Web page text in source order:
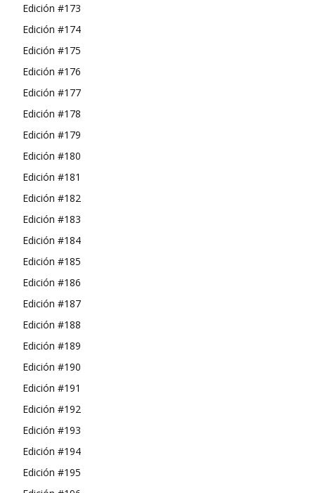
Edición #173
Edición #174
Edición #175
Edición #176
Edición #177
Edición #178
Edición #179
Edición #180
Edición #181
Edición #182
Edición #183
Edición #184
Edición #185
Edición #186
Edición #187
Edición #188
Edición #189
Edición #190
Edición #191
Edición #192
Edición #193
Edición #194
Edición #195